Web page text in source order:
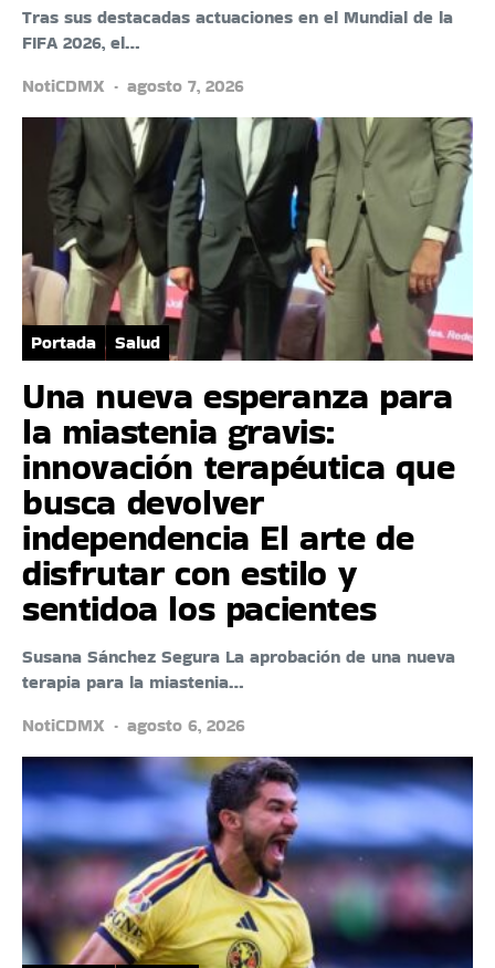
Tras sus destacadas actuaciones en el Mundial de la
FIFA 2026, el…
NotiCDMX
agosto 7, 2026
Portada Salud
Una nueva esperanza para
la miastenia gravis:
innovación terapéutica que
busca devolver
independencia El arte de
disfrutar con estilo y
sentidoa los pacientes
Susana Sánchez Segura La aprobación de una nueva
terapia para la miastenia…
NotiCDMX
agosto 6, 2026